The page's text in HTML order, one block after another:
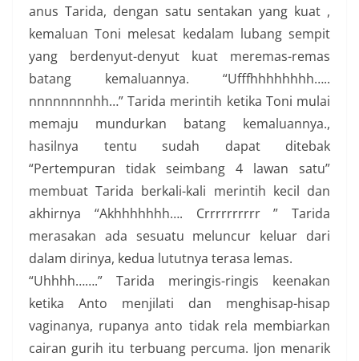
anus Tarida, dengan satu sentakan yang kuat ,
kemaluan Toni melesat kedalam lubang sempit
yang berdenyut-denyut kuat meremas-remas
batang kemaluannya. “Ufffhhhhhhhh…..
nnnnnnnnhh…” Tarida merintih ketika Toni mulai
memaju mundurkan batang kemaluannya.,
hasilnya tentu sudah dapat ditebak
“Pertempuran tidak seimbang 4 lawan satu”
membuat Tarida berkali-kali merintih kecil dan
akhirnya “Akhhhhhhh…. Crrrrrrrrrr ” Tarida
merasakan ada sesuatu meluncur keluar dari
dalam dirinya, kedua lututnya terasa lemas.
“Uhhhh…….” Tarida meringis-ringis keenakan
ketika Anto menjilati dan menghisap-hisap
vaginanya, rupanya anto tidak rela membiarkan
cairan gurih itu terbuang percuma. Ijon menarik